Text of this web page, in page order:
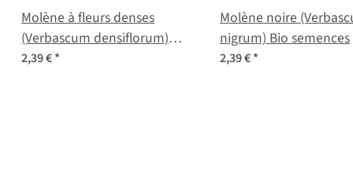
Molène à fleurs denses
(Verbascum densiflorum)
graines
2,39 €*
Molène noire
nigrum) Bio semences
2,39 €*